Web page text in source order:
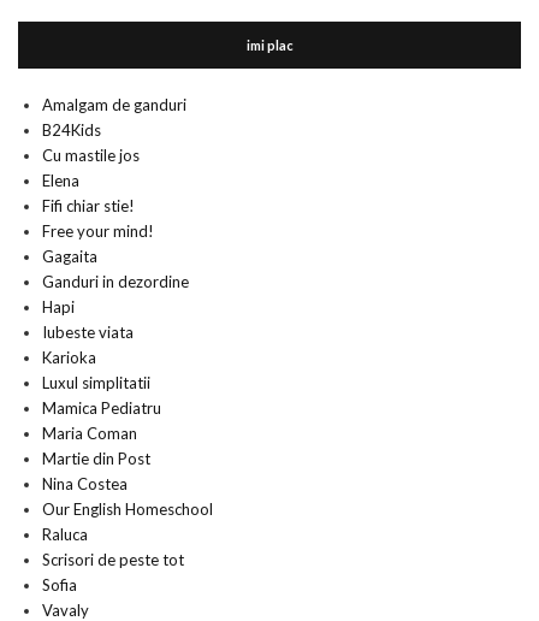
imi plac
Amalgam de ganduri
B24Kids
Cu mastile jos
Elena
Fifi chiar stie!
Free your mind!
Gagaita
Ganduri in dezordine
Hapi
Iubeste viata
Karioka
Luxul simplitatii
Mamica Pediatru
Maria Coman
Martie din Post
Nina Costea
Our English Homeschool
Raluca
Scrisori de peste tot
Sofia
Vavaly